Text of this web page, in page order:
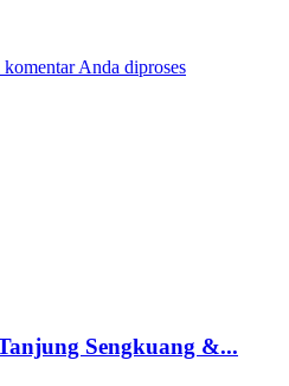
Anda diproses
Sengkuang &...